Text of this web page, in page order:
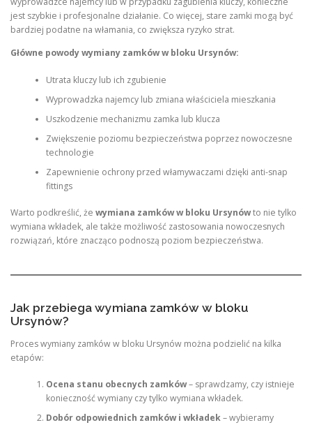
jest szybkie i profesjonalne działanie. Co więcej, stare zamki mogą być
bardziej podatne na włamania, co zwiększa ryzyko strat.
Główne powody wymiany zamków w bloku Ursynów:
Utrata kluczy lub ich zgubienie
Wyprowadzka najemcy lub zmiana właściciela mieszkania
Uszkodzenie mechanizmu zamka lub klucza
Zwiększenie poziomu bezpieczeństwa poprzez nowoczesne
technologie
Zapewnienie ochrony przed włamywaczami dzięki anti-snap
fittings
Warto podkreślić, że wymiana zamków w bloku Ursynówto nie tylko
wymiana wkładek, ale także możliwość zastosowania nowoczesnych
rozwiązań, które znacząco podnoszą poziom bezpieczeństwa.
Jak przebiega wymiana zamków w bloku
Ursynów?
Proces wymiany zamków w bloku Ursynów można podzielić na kilka
etapów:
Ocena stanu obecnych zamków– sprawdzamy, czy istnieje
konieczność wymiany czy tylko wymiana wkładek.
Dobór odpowiednich zamków i wkładek– wybieramy